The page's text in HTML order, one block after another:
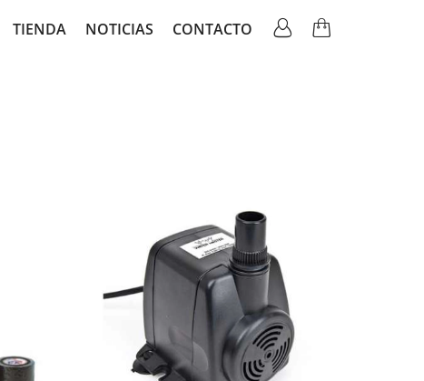
TIENDA NOTICIAS CONTACTO